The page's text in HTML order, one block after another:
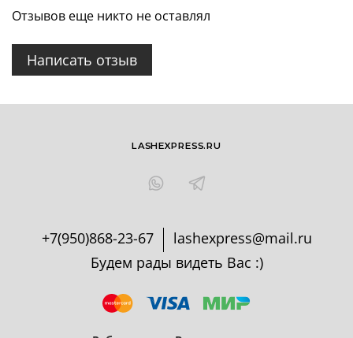
Отзывов еще никто не оставлял
Написать отзыв
+7(950)868-23-67
lashexpress@mail.ru
Будем рады видеть Вас :)
LASHEXPRESS.RU